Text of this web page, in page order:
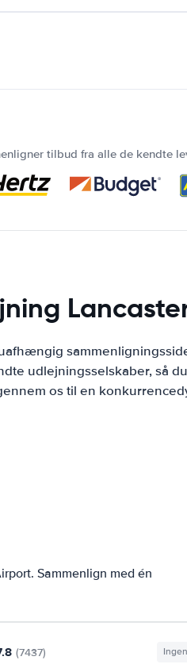
tilbud fra alle de kendte
udlejningsselskaber, så
os til en
Sammenlign med én
(7437)